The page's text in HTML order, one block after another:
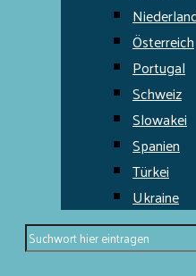
Österreich
Portugal
Schweiz
Slowakei
Spanien
Türkei
Ukraine